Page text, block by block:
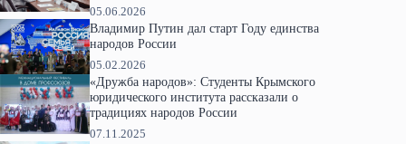
05.06.2026
Владимир Путин дал старт Году единства
народов России
05.02.2026
«Дружба народов»: Студенты Крымского
юридического института рассказали о
традициях народов России
07.11.2025